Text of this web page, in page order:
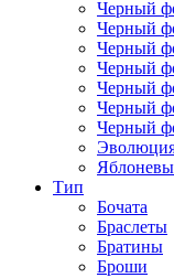
Черный
Черный
Черный
Черный
Черный
Черный
Черный
Тип
Бочата
Браслеты
Братины
Броши